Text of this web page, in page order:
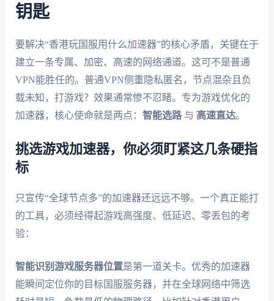
钥匙
要解决“香港玩国服用什么加速器”的核心矛盾，关键在于
建立一条专属、加密、高速的网络通道。这可不是普通
VPN能胜任的。普通VPN侧重隐私匿名，节点混杂且负
载未知，打游戏？效果通常惨不忍睹。专为游戏优化的
加速器，核心使命就是两点： 智能选路与 高速直达。
挑选游戏加速器，你必须盯紧这几条硬指
标
只宣传“全球节点多”的加速器还远远不够。一个真正能打
的工具，必须经得起游戏高强度、低延迟、零丢包的考
验：
智能识别游戏服务器位置是第一道关卡。优秀的加速器
能瞬间定位你的目标国服服务器，并在全球网络中筛选